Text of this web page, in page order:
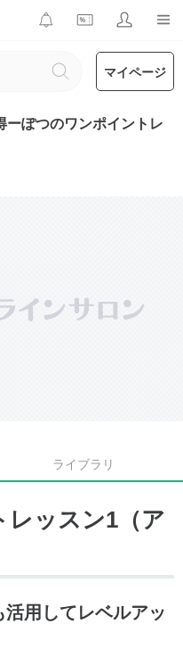
マイページ
ーぽつのワンポイントレ
ライブラリ
ッスン1（ア
用してレベルアッ